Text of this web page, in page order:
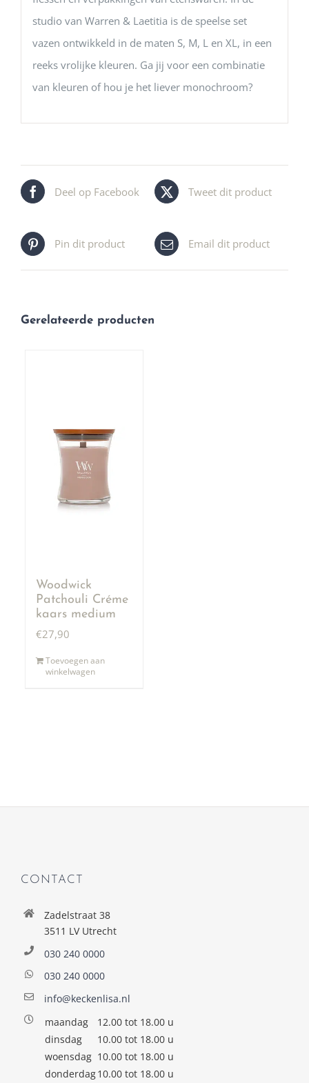
studio van Warren & Laetitia is de speelse set
vazen ontwikkeld in de maten S, M, L en XL, in een
reeks vrolijke kleuren. Ga jij voor een combinatie
van kleuren of hou je het liever monochroom?
Deel op Facebook Tweet dit product
Pin dit product Email dit product
Gerelateerde producten
Woodwick
Patchouli Créme
kaars medium
€27,90
Toevoegen aan
winkelwagen
CONTACT
Zadelstraat 38
3511 LV Utrecht
030 240 0000
030 240 0000
info@keckenlisa.nl
maandag
12.00 tot 18.00 u
dinsdag
10.00 tot 18.00 u
woensdag 10.00 tot 18.00 u
donderdag10.00 tot 18.00 u